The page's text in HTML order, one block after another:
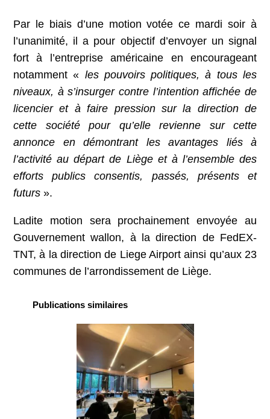
Par le biais d’une motion votée ce mardi soir à
l’unanimité, il a pour objectif d’envoyer un signal
fort à l’entreprise américaine en encourageant
notamment « les pouvoirs politiques, à tous les
niveaux, à s’insurger contre l’intention affichée de
licencier et à faire pression sur la direction de
cette société pour qu’elle revienne sur cette
annonce en démontrant les avantages liés à
l’activité au départ de Liège et à l’ensemble des
efforts publics consentis, passés, présents et
futurs ».
Ladite motion sera prochainement envoyée au
Gouvernement wallon, à la direction de FedEX-
TNT, à la direction de Liege Airport ainsi qu’aux 23
communes de l’arrondissement de Liège.
Publications similaires